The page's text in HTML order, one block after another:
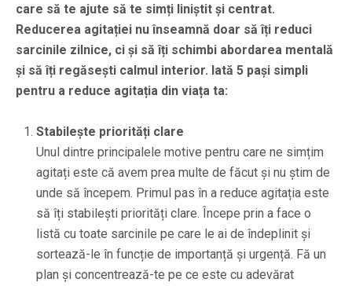
care să te ajute să te simți liniștit și centrat.
Reducerea agitației nu înseamnă doar să îți reduci
sarcinile zilnice, ci și să îți schimbi abordarea mentală
și să îți regăsești calmul interior. Iată 5 pași simpli
pentru a reduce agitația din viața ta:
Stabilește priorități clare
Unul dintre principalele motive pentru care ne simțim
agitați este că avem prea multe de făcut și nu știm de
unde să începem. Primul pas în a reduce agitația este
să îți stabilești priorități clare. Începe prin a face o
listă cu toate sarcinile pe care le ai de îndeplinit și
sortează-le în funcție de importanță și urgență. Fă un
plan și concentrează-te pe ce este cu adevărat